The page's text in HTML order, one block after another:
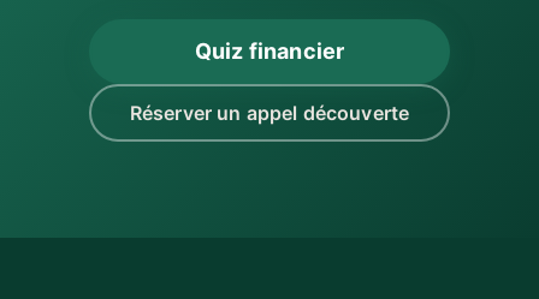
Quiz financier
Réserver un appel découverte